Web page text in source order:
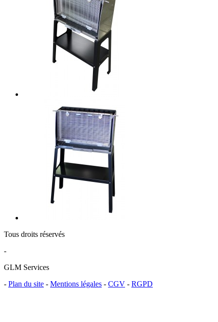
Tous droits réservés
-
GLM Services
- Plan du site - Mentions légales - CGV - RGPD